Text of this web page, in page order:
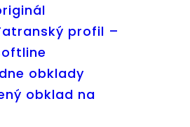
profil –
obklady
obklad na